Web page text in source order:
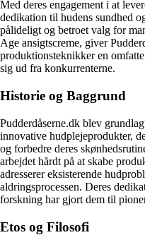
Med deres engagement i at
dedikation til hudens sundhed
pålideligt og betroet valg for
Age ansigtscreme, giver
produktionsteknikker en
sig ud fra konkurrenterne.
Historie og Baggrund
Pudderdåserne.dk blev
innovative hudplejeprodukter,
og forbedre deres
arbejdet hårdt på at skabe
adresserer eksisterende
aldringsprocessen. Deres
forskning har gjort dem til
Etos og Filosofi